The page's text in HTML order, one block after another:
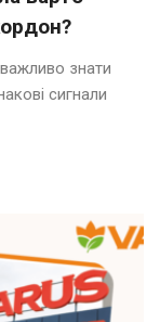
знати
сигнали